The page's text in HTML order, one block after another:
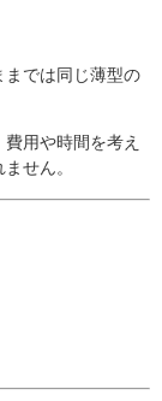
までは同じ薄型の
用や時間を考え
せん。